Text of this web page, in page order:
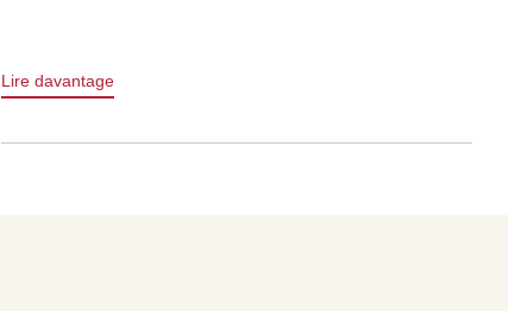
Lire davantage